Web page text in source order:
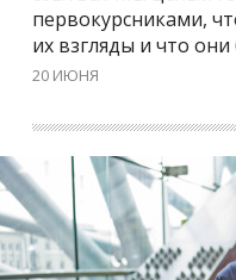
первокурсниками,
их взгляды и что они
20 ИЮНЯ